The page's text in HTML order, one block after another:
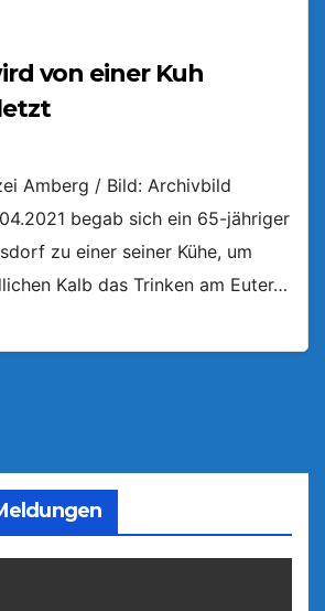
von einer Kuh
Amberg / Bild: Archivbild
begab sich ein 65-jähriger
zu einer seiner Kühe, um
Kalb das Trinken am Euter…